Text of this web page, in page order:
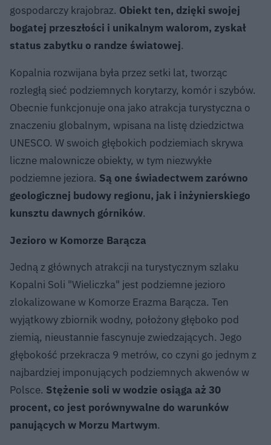
gospodarczy krajobraz. Obiekt ten, dzięki swojej
bogatej przeszłości i unikalnym walorom, zyskał
status zabytku o randze światowej.
Kopalnia rozwijana była przez setki lat, tworząc
rozległą sieć podziemnych korytarzy, komór i szybów.
Obecnie funkcjonuje ona jako atrakcja turystyczna o
znaczeniu globalnym, wpisana na listę dziedzictwa
UNESCO. W swoich głębokich podziemiach skrywa
liczne malownicze obiekty, w tym niezwykłe
podziemne jeziora. Są one świadectwem zarówno
geologicznej budowy regionu, jak i inżynierskiego
kunsztu dawnych górników.
Jezioro w Komorze Barącza
Jedną z głównych atrakcji na turystycznym szlaku
Kopalni Soli "Wieliczka" jest podziemne jezioro
zlokalizowane w Komorze Erazma Barącza. Ten
wyjątkowy zbiornik wodny, położony głęboko pod
ziemią, nieustannie fascynuje zwiedzających. Jego
głębokość przekracza 9 metrów, co czyni go jednym z
najbardziej imponujących podziemnych akwenów w
Polsce. Stężenie soli w wodzie osiąga aż 30
procent, co jest porównywalne do warunków
panujących w Morzu Martwym.